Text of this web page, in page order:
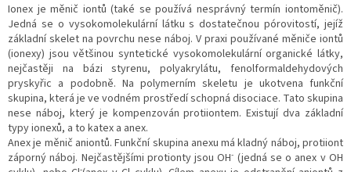
Ionex je měnič iontů (také se používá nesprávný termín iontoměnič).
Jedná se o vysokomolekulární látku s dostatečnou pórovitostí, jejíž
základní skelet na povrchu nese náboj. V praxi používané měniče iontů
(ionexy) jsou většinou syntetické vysokomolekulární organické látky,
nejčastěji na bázi styrenu, polyakrylátu, fenolformaldehydových
pryskyřic a podobně. Na polymerním skeletu je ukotvena funkční
skupina, která je ve vodném prostředí schopná disociace. Tato skupina
nese náboj, který je kompenzován protiiontem. Existují dva základní
typy ionexů, a to katex a anex.
Anex je měnič aniontů. Funkční skupina anexu má kladný náboj, protiiont
záporný náboj. Nejčastějšími protionty jsou OH- (jedná se o anex v OH
-